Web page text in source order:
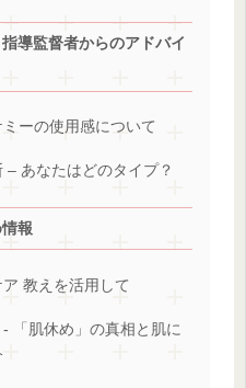
導監督者からのアドバイ
ーの使用感について
– あなたはどのタイプ？
報
教えを活用して
「肌休め」の真相と肌に